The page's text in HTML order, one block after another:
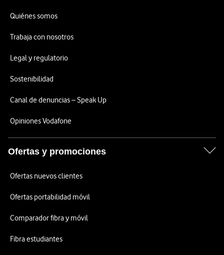
Quiénes somos
Trabaja con nosotros
Legal y regulatorio
Sostenibilidad
Canal de denuncias – Speak Up
Opiniones Vodafone
Ofertas y promociones
Ofertas nuevos clientes
Ofertas portabilidad móvil
Comparador fibra y móvil
Fibra estudiantes